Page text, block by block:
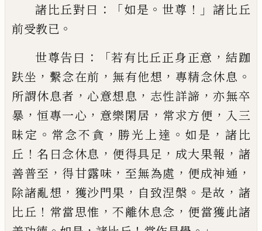
諸比丘對曰 ：「如是 。 世尊 ！」諸比丘
前受教已 。
世尊告曰 ：「若有比丘正身正意 ， 結跏
趺坐 ， 繫念在前 ， 無有他想 ， 專精念休息 。
所謂休息者 ， 心意想息 ， 志性詳諦 ，亦無卒
暴 ， 恒專一心 ， 意樂閑居 ， 常求方便 ， 入三
昧定 。 常念不貪 ， 勝光 上達 。 如是 ， 諸比
丘 ！名曰念休息 ， 便得具足 ， 成大果報 ， 諸
善普至 ， 得甘露味 ， 至無為處 ， 便成神通 ，
除諸亂想 ， 獲沙門果 ， 自致涅槃 。 是故 ， 諸
比丘 ！ 常當思惟 ，不離休息念 ， 便當獲此諸